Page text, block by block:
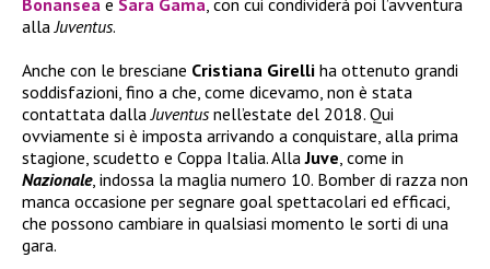
Bonansea e Sara Gama, con cui condividerà poi l’avventura
allaJuventus.
Anche con le bresciane Cristiana Girelli ha ottenuto grandi
soddisfazioni, fino a che, come dicevamo, non è stata
contattata dallaJuventusnell’estate del 2018. Qui
ovviamente si è imposta arrivando a conquistare, alla prima
stagione, scudetto e Coppa Italia. AllaJuve, come in
Nazionale, indossa la maglia numero 10. Bomber di razza non
manca occasione per segnare goal spettacolari ed efficaci,
che possono cambiare in qualsiasi momento le sorti di una
gara.